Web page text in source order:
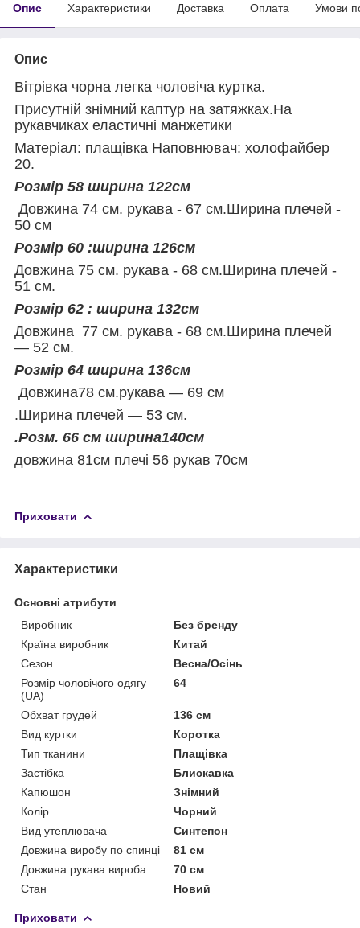
Опис Характеристики Доставка Оплата Умови
Опис
Вітрівка чорна легка чоловіча куртка.
Присутній знімний каптур на затяжках.На
рукавчиках еластичні манжетики
Матеріал: плащівка Наповнювач: холофайбер
20.
Розмір 58 ширина 122см
Довжина 74 см. рукава - 67 см.Ширина плечей -
50 см
Розмір 60 :ширина 126см
Довжина 75 см. рукава - 68 см.Ширина плечей -
51 см.
Розмір 62 : ширина 132см
Довжина 77 см. рукава - 68 см.Ширина плечей
— 52 см.
Розмір 64 ширина 136см
Довжина78 см.рукава — 69 см
.Ширина плечей — 53 см.
.Розм. 66 см ширина140см
довжина 81см плечі 56 рукав 70см
Приховати
Характеристики
Основні атрибути
Виробник
Без бренду
Країна виробник
Китай
Сезон
Весна/Осінь
Розмір чоловічого одягу
(UA)
64
Обхват грудей
136 см
Вид куртки
Коротка
Тип тканини
Плащівка
Застібка
Блискавка
Капюшон
Знімний
Колір
Чорний
Вид утеплювача
Синтепон
Довжина виробу по спинці
81 см
Довжина рукава вироба
70 см
Стан
Новий
Приховати